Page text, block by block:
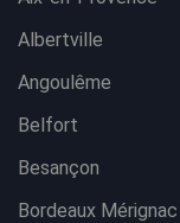
Albertville
Angoulême
Belfort
Besançon
Bordeaux Mérignac